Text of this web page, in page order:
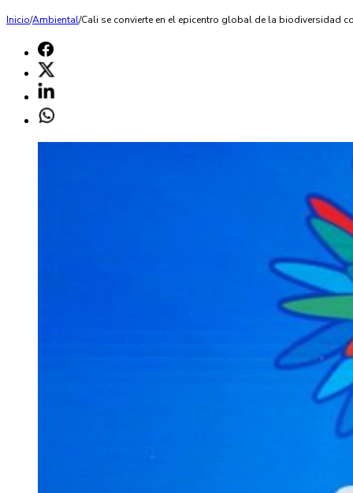
Inicio/Ambiental/Cali se convierte en el epicentro global de la biodiversidad